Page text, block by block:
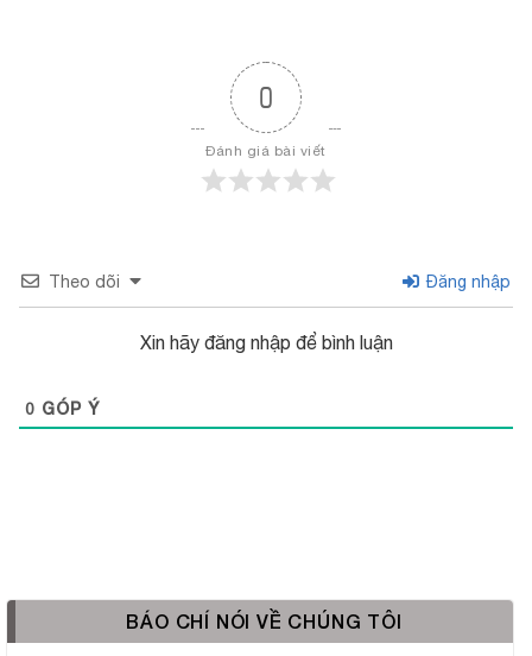
0
Đánh giá bài viết
Theo dõi Đăng nhập
Xin hãy đăng nhập để bình luận
0 GÓP Ý
BÁO CHÍ NÓI VỀ CHÚNG TÔI